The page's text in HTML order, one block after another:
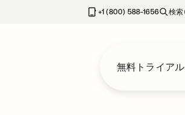
+1 (800) 588-1656 検索
無料トライアル